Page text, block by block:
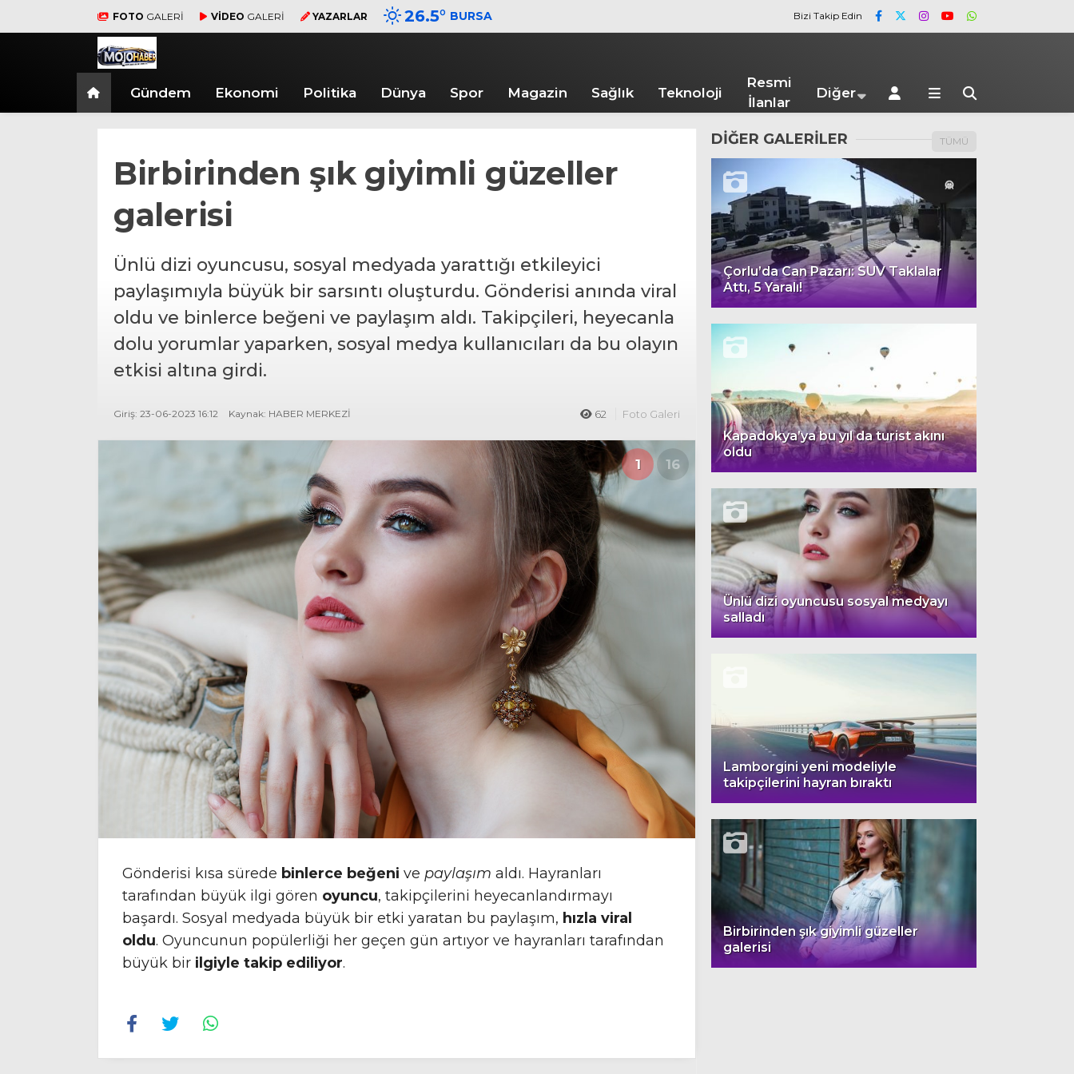
FOTO GALERİ VİDEO GALERİ YAZARLAR 26.5° BURSA Bizi Takip Edin
Gündem Ekonomi Politika Dünya Spor Magazin Sağlık Teknoloji
Resmi
İlanlar
Diğer
Birbirinden şık giyimli güzeller
galerisi
Ünlü dizi oyuncusu, sosyal medyada yarattığı etkileyici
paylaşımıyla büyük bir sarsıntı oluşturdu. Gönderisi anında viral
oldu ve binlerce beğeni ve paylaşım aldı. Takipçileri, heyecanla
dolu yorumlar yaparken, sosyal medya kullanıcıları da bu olayın
etkisi altına girdi.
Giriş: 23-06-2023 16:12 Kaynak: HABER MERKEZİ 62 Foto Galeri
1 16
Gönderisi kısa sürede binlerce beğeni ve paylaşım aldı. Hayranları
tarafından büyük ilgi gören oyuncu, takipçilerini heyecanlandırmayı
başardı. Sosyal medyada büyük bir etki yaratan bu paylaşım, hızla viral
oldu. Oyuncunun popülerliği her geçen gün artıyor ve hayranları tarafından
büyük bir ilgiyle takip ediliyor.
DİĞER GALERİLER TÜMÜ
Çorlu’da Can Pazarı: SUV Taklalar
Attı, 5 Yaralı!
Kapadokya’ya bu yıl da turist akını
oldu
Ünlü dizi oyuncusu sosyal medyayı
salladı
Lamborgini yeni modeliyle
takipçilerini hayran bıraktı
Birbirinden şık giyimli güzeller
galerisi